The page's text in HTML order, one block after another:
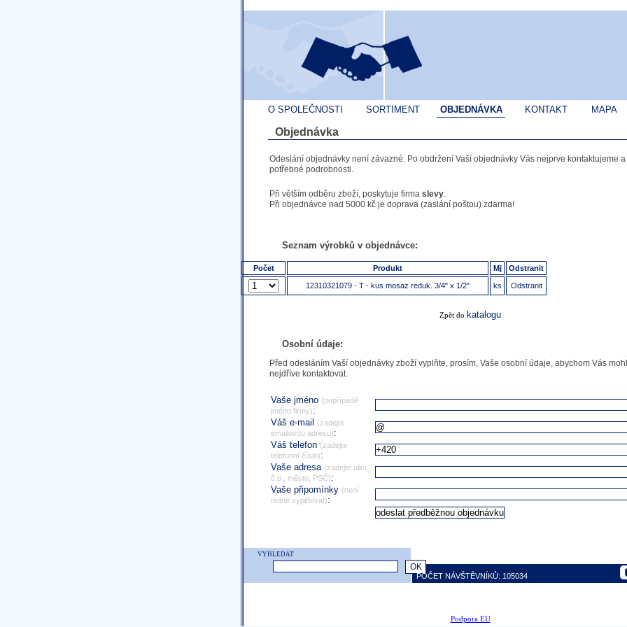
O SPOLEČNOSTI SORTIMENT OBJEDNÁVKA KONTAKT MAPA
Objednávka
Odeslání objednávky není závazné. Po obdržení Vaší objednávky Vás nejprve kontaktujeme
potřebné podrobnosti.
Při větším odběru zboží, poskytuje firma slevy.
Při objednávce nad 5000 kč je doprava (zaslání poštou) zdarma!
Seznam výrobků v objednávce:
Počet Produkt Mj Odstranit
12310321079 - T - kus mosaz reduk. 3/4" x 1/2" ks Odstranit
Zpět do katalogu
Osobní údaje:
Před odesláním Vaší objednávky zboží vyplňte, prosím, Vaše osobní údaje, abychom Vás
nejdříve kontaktovat.
Vaše jméno (popřípadě
jméno firmy):
Váš e-mail
(zadejte
emailovou adresu):
Váš telefon (zadejte
telefonní číslo):
Vaše adresa (zadejte ulici,
č.p., město, PSČ):
Vaše připomínky (není
nutné vyplňovat):
VYHLEDAT
POČET NÁVŠTĚVNÍKŮ: 105034
Podpora EU